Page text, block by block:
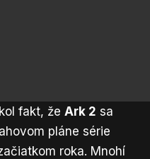
fakt, že Ark 2 sa
pláne série
roka. Mnohí